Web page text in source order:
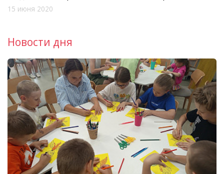
15 июня 2020
Новости дня